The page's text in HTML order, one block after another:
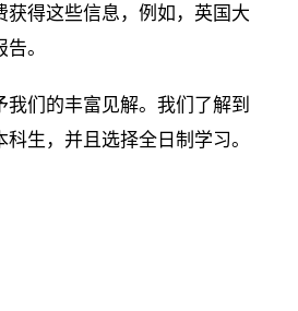
获得这些信息，例如，英国大
。
们的丰富见解。我们了解到
生，并且选择全日制学习。